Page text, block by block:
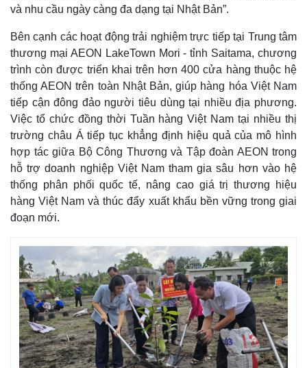
và nhu cầu ngày càng đa dạng tại Nhật Bản”.
Bên cạnh các hoạt động trải nghiệm trực tiếp tại Trung tâm
thương mại AEON LakeTown Mori - tỉnh Saitama, chương
trình còn được triển khai trên hơn 400 cửa hàng thuộc hệ
thống AEON trên toàn Nhật Bản, giúp hàng hóa Việt Nam
tiếp cận đông đảo người tiêu dùng tại nhiều địa phương.
Việc tổ chức đồng thời Tuần hàng Việt Nam tại nhiều thị
trường châu Á tiếp tục khẳng định hiệu quả của mô hình
hợp tác giữa Bộ Công Thương và Tập đoàn AEON trong
hỗ trợ doanh nghiệp Việt Nam tham gia sâu hơn vào hệ
thống phân phối quốc tế, nâng cao giá trị thương hiệu
hàng Việt Nam và thúc đẩy xuất khẩu bền vững trong giai
đoạn mới.